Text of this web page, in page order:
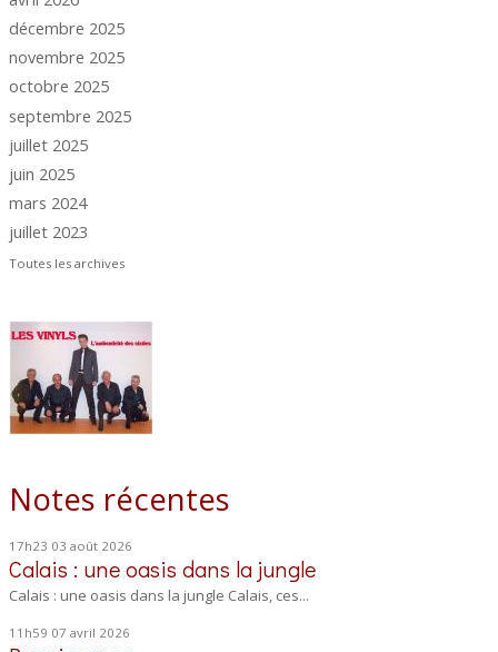
décembre 2025
novembre 2025
octobre 2025
septembre 2025
juillet 2025
juin 2025
mars 2024
juillet 2023
Toutes les archives
Notes récentes
17h23 03 août 2026
Calais : une oasis dans la jungle
Calais : une oasis dans la jungle Calais, ces...
11h59 07 avril 2026